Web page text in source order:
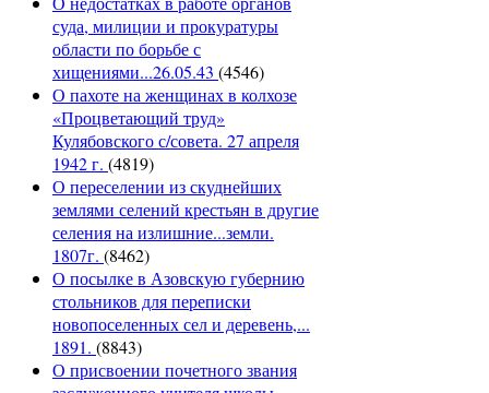
суда, милиции и прокуратуры
области по борьбе с
хищениями...26.05.43 (4546)
О пахоте на женщинах в колхозе
«Процветающий труд»
Кулябовского с/совета. 27 апреля
1942 г. (4819)
О переселении из скуднейших
землями селений крестьян в другие
селения на излишние...земли.
1807г. (8462)
О посылке в Азовскую губернию
стольников для переписки
новопоселенных сел и деревень,...
1891. (8843)
О присвоении почетного звания